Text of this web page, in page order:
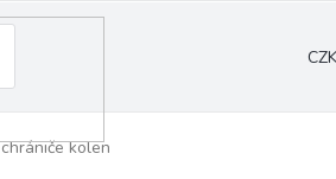
CZK
kolen